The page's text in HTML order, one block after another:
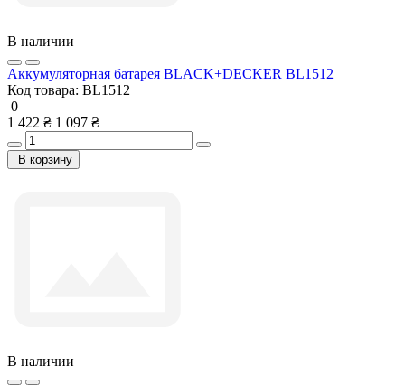
В наличии
Аккумуляторная батарея BLACK+DECKER BL1512
Код товара: BL1512
0
1 422 ₴ 1 097 ₴
В корзину
В наличии